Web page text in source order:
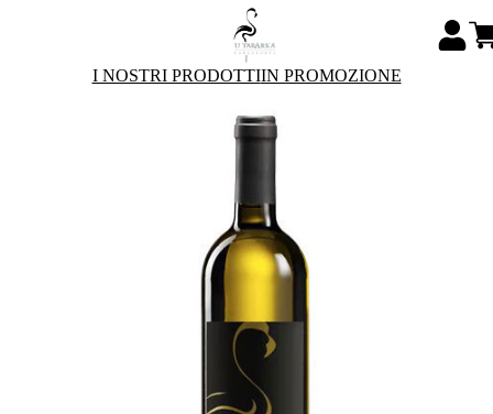
I NOSTRI PRODOTTIIN PROMOZIONE